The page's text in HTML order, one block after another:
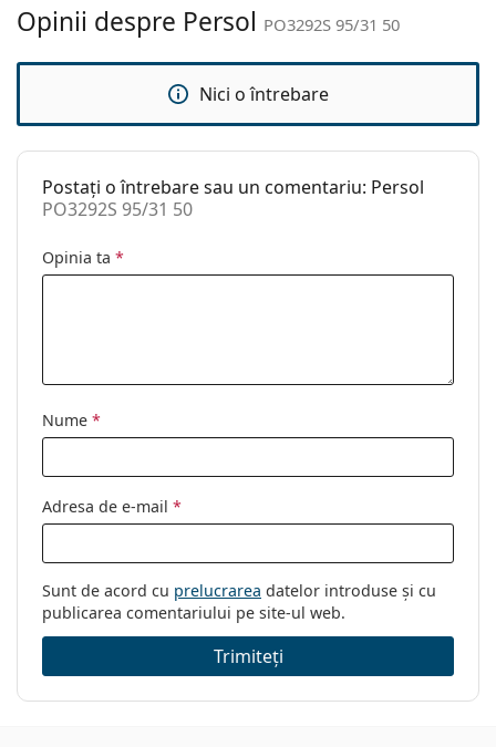
curățat:
Altele
Unisex
Categorie:
Ochelari de soare
Brand:
Persol
Utilizare:
Modă
Opinii despre Persol PO3292S 95/31 50
Nici o întrebare
Postați o întrebare sau un comentariu: Persol
PO3292S 95/31 50
Opinia ta *
Nume *
Adresa de e-mail *
Sunt de acord cu prelucrarea datelor introduse și cu
publicarea comentariului pe site-ul web.
Trimiteți